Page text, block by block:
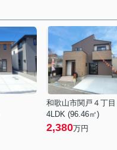
和歌山市関戸４丁目
4LDK (96.46㎡)
2,380万円